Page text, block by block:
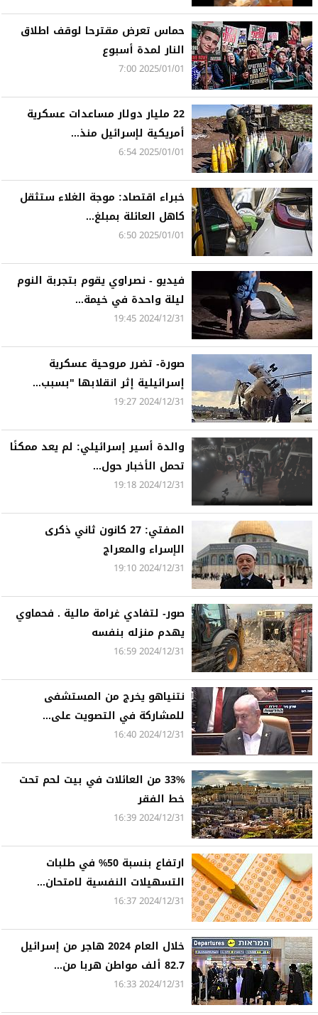
حماس تعرض مقترحا لوقف اطلاق
النار لمدة أسبوع
2025/01/01 7:00
22 مليار دولار مساعدات عسكرية
أمريكية لإسرائيل منذ...
2025/01/01 6:54
خبراء اقتصاد: موجة الغلاء ستثقل
كاهل العائلة بمبلغ...
2025/01/01 6:50
فيديو - نصراوي يقوم بتجربة النوم
ليلة واحدة في خيمة...
2024/12/31 19:45
صورة- تضرر مروحية عسكرية
إسرائيلية إثر انقلابها "بسبب...
2024/12/31 19:27
والدة أسير إسرائيلي: لم يعد ممكنًا
تحمل الأخبار حول...
2024/12/31 19:18
المفتي: 27 كانون ثاني ذكرى
الإسراء والمعراج
2024/12/31 19:10
صور- لتفادي غرامة مالية . فحماوي
يهدم منزله بنفسه
2024/12/31 16:59
نتنياهو يخرج من المستشفى
للمشاركة في التصويت على...
2024/12/31 16:40
33% من العائلات في بيت لحم تحت
خط الفقر
2024/12/31 16:39
ارتفاع بنسبة 50% في طلبات
التسهيلات النفسية لامتحان...
2024/12/31 16:37
خلال العام 2024 هاجر من إسرائيل
82.7 ألف مواطن هربا من...
2024/12/31 16:33